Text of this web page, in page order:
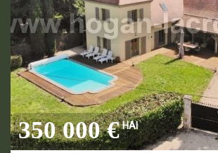
350 000 € HAI